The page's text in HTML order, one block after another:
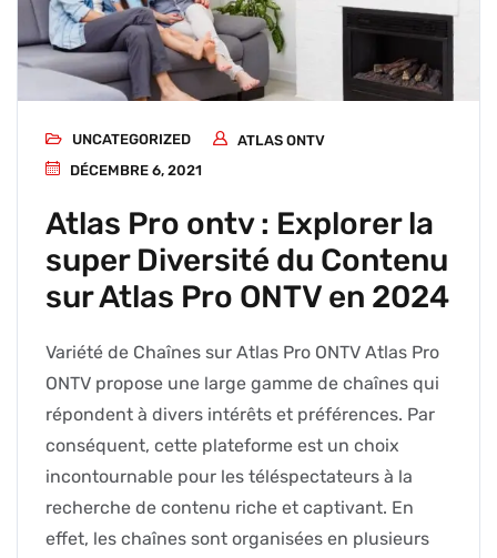
UNCATEGORIZED
ATLAS ONTV
DÉCEMBRE 6, 2021
Atlas Pro ontv : Explorer la
super Diversité du Contenu
sur Atlas Pro ONTV en 2024
Variété de Chaînes sur Atlas Pro ONTV Atlas Pro
ONTV propose une large gamme de chaînes qui
répondent à divers intérêts et préférences. Par
conséquent, cette plateforme est un choix
incontournable pour les téléspectateurs à la
recherche de contenu riche et captivant. En
effet, les chaînes sont organisées en plusieurs